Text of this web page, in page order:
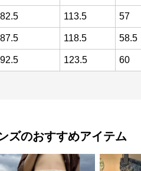
82.5 113.5 57
87.5 118.5 58.5
92.5 123.5 60
ズのおすすめアイテム